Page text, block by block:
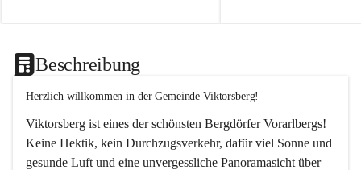
Beschreibung
Herzlich willkommen in der Gemeinde Viktorsberg!
Viktorsberg ist eines der schönsten Bergdörfer Vorarlbergs!
Keine Hektik, kein Durchzugsverkehr, dafür viel Sonne und
gesunde Luft und eine unvergessliche Panoramasicht über